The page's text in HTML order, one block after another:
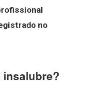
no
insalubre?